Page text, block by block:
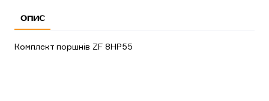
ОПИС
Комплект поршнів ZF 8HP55